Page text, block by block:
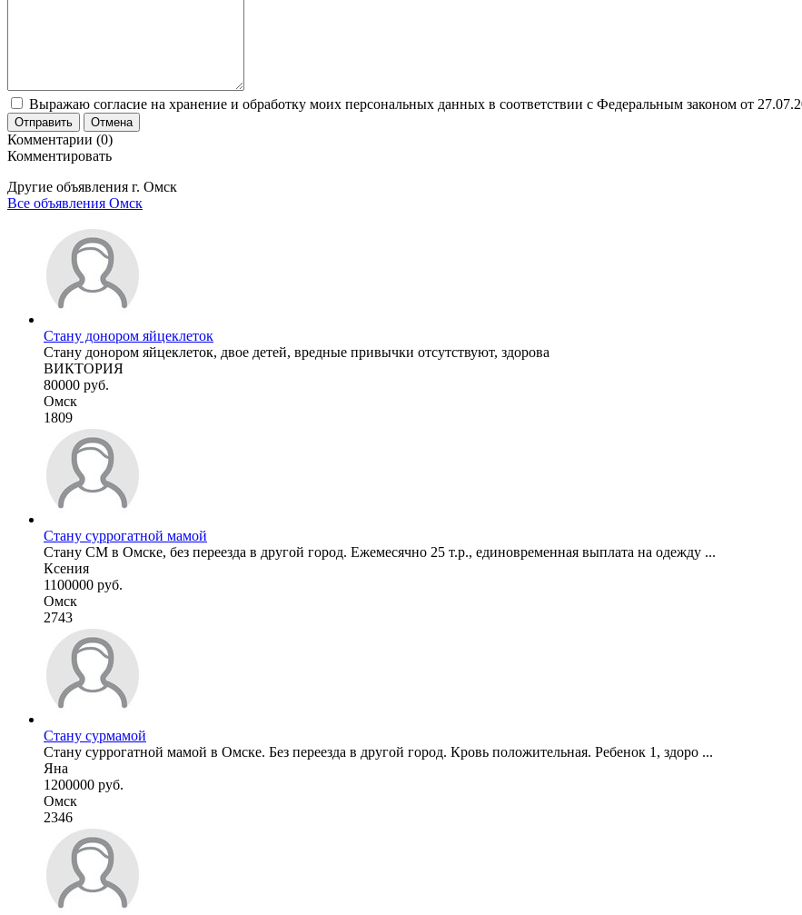
Выражаю согласие на хранение и обработку моих персональных данных в соответствии с Федеральным законом от
Отправить Отмена
Комментарии (0)
Комментировать
Другие объявления г. Омск
Все объявления Омск
Стану донором яйцеклеток
Стану донором яйцеклеток, двое детей, вредные привычки отсутствуют, здорова
ВИКТОРИЯ
80000 руб.
Омск
1809
Стану суррогатной мамой
Стану СМ в Омске, без переезда в другой город. Ежемесячно 25 т.р., единовременная выплата на одежду ...
Ксения
1100000 руб.
Омск
2743
Стану сурмамой
Стану суррогатной мамой в Омске. Без переезда в другой город. Кровь положительная. Ребенок 1, здоро ...
Яна
1200000 руб.
Омск
2346